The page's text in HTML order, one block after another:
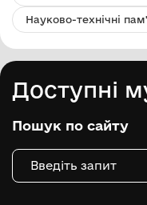
Науково-технічні
Доступні
Пошук по сайту